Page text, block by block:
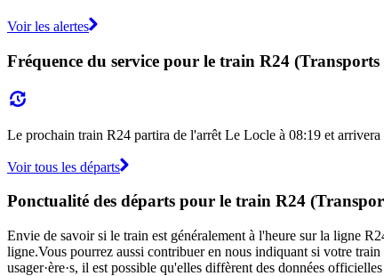
Voir les alertes
Fréquence du service pour le train R24 (Transports
Le prochain train R24 partira de l'arrêt Le Locle à 08:19 et
Voir tous les départs
Ponctualité des départs pour le train R24
Envie de savoir si le train est généralement à l'heure sur la ligne
ligne.Vous pourrez aussi contribuer en nous indiquant si votre
usager·ère·s, il est possible qu'elles diffèrent des données